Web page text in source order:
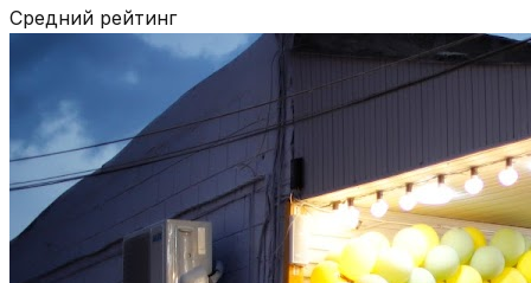
Средний рейтинг